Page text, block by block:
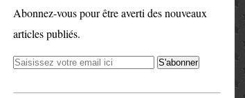
Abonnez-vous pour être averti des nouveaux
articles publiés.